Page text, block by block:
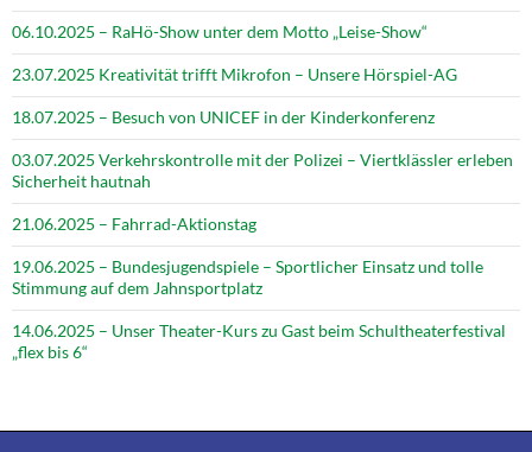
06.10.2025 – RaHö-Show unter dem Motto „Leise-Show“
23.07.2025 Kreativität trifft Mikrofon – Unsere Hörspiel-AG
18.07.2025 – Besuch von UNICEF in der Kinderkonferenz
03.07.2025 Verkehrskontrolle mit der Polizei – Viertklässler erleben
Sicherheit hautnah
21.06.2025 – Fahrrad-Aktionstag
19.06.2025 – Bundesjugendspiele – Sportlicher Einsatz und tolle
Stimmung auf dem Jahnsportplatz
14.06.2025 – Unser Theater-Kurs zu Gast beim Schultheaterfestival
„flex bis 6“